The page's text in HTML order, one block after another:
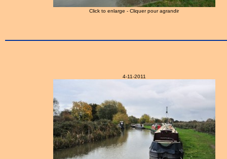
Click to enlarge - Cliquer pour agrandir
4-11-2011